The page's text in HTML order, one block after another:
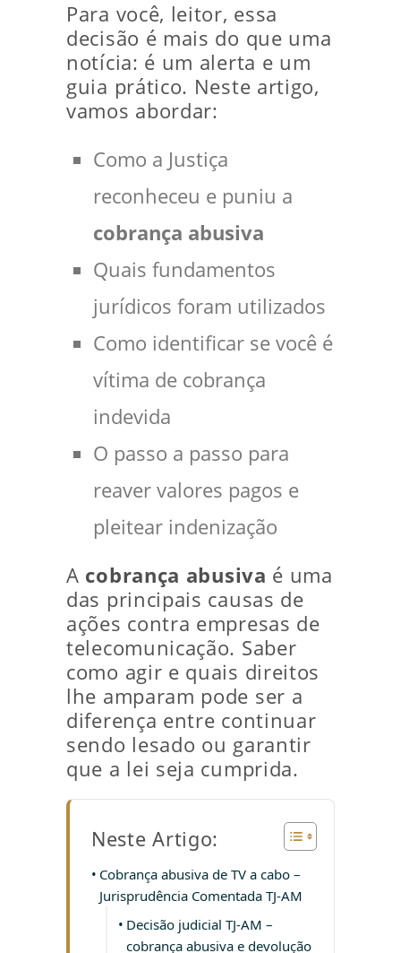
Para você, leitor, essa
decisão é mais do que uma
notícia: é um alerta e um
guia prático. Neste artigo,
vamos abordar:
Como a Justiça
reconheceu e puniu a
cobrança abusiva
Quais fundamentos
jurídicos foram utilizados
Como identificar se você é
vítima de cobrança
indevida
O passo a passo para
reaver valores pagos e
pleitear indenização
A cobrança abusiva é uma
das principais causas de
ações contra empresas de
telecomunicação. Saber
como agir e quais direitos
lhe amparam pode ser a
diferença entre continuar
sendo lesado ou garantir
que a lei seja cumprida.
Neste Artigo:
Cobrança abusiva de TV a cabo –
Jurisprudência Comentada TJ-AM
Decisão judicial TJ-AM –
cobrança abusiva e devolução